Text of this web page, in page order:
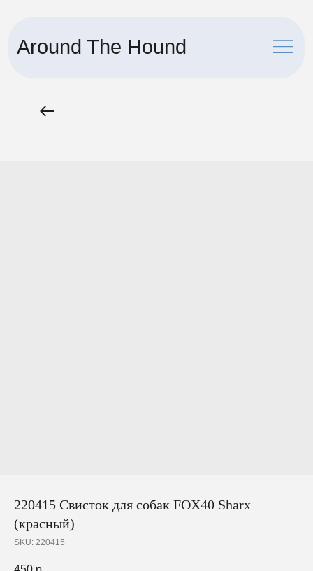
Around The Hound
220415 Свисток для собак FOX40 Sharx
(красный)
SKU: 220415